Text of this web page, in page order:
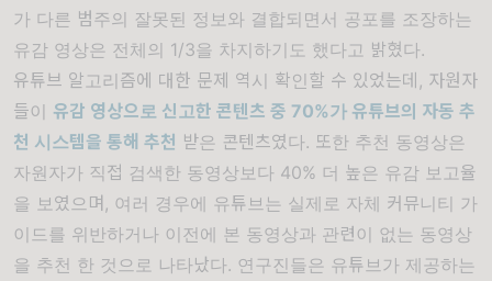
가 다른 범주의 잘못된 정보와 결합되면서 공포를 조장하는
유감 영상은 전체의 1/3을 차지하기도 했다고 밝혔다.
유튜브 알고리즘에 대한 문제 역시 확인할 수 있었는데, 자원자
들이 유감 영상으로 신고한 콘텐츠 중 70%가 유튜브의 자동 추
천 시스템을 통해 추천 받은 콘텐츠였다. 또한 추천 동영상은
자원자가 직접 검색한 동영상보다 40% 더 높은 유감 보고율
을 보였으며, 여러 경우에 유튜브는 실제로 자체 커뮤니티 가
이드를 위반하거나 이전에 본 동영상과 관련이 없는 동영상
을 추천 한 것으로 나타났다. 연구진들은 유튜브가 제공하는